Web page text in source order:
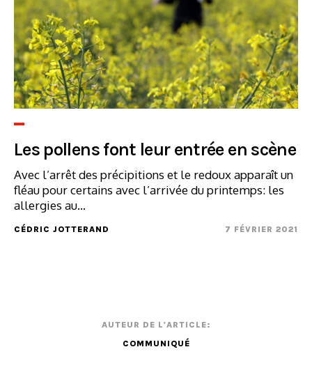
Les pollens font leur entrée en scène
Avec l’arrêt des précipitions et le redoux apparaît un
fléau pour certains avec l’arrivée du printemps: les
allergies au...
CÉDRIC JOTTERAND 7 FÉVRIER 2021
AUTEUR DE L'ARTICLE:
COMMUNIQUÉ